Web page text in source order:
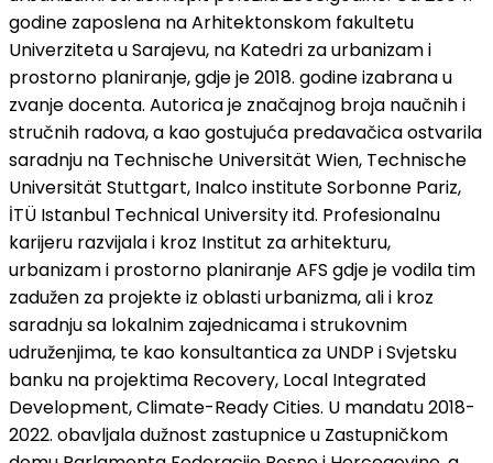
godine zaposlena na Arhitektonskom fakultetu
Univerziteta u Sarajevu, na Katedri za urbanizam i
prostorno planiranje, gdje je 2018. godine izabrana u
zvanje docenta. Autorica je značajnog broja naučnih i
stručnih radova, a kao gostujuća predavačica ostvarila
saradnju na Technische Universität Wien, Technische
Universität Stuttgart, Inalco institute Sorbonne Pariz,
İTÜ Istanbul Technical University itd. Profesionalnu
karijeru razvijala i kroz Institut za arhitekturu,
urbanizam i prostorno planiranje AFS gdje je vodila tim
zadužen za projekte iz oblasti urbanizma, ali i kroz
saradnju sa lokalnim zajednicama i strukovnim
udruženjima, te kao konsultantica za UNDP i Svjetsku
banku na projektima Recovery, Local Integrated
Development, Climate-Ready Cities. U mandatu 2018-
2022. obavljala dužnost zastupnice u Zastupničkom